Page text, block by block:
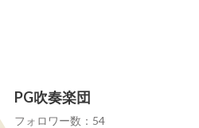
PG吹奏楽団
フォロワー数：54